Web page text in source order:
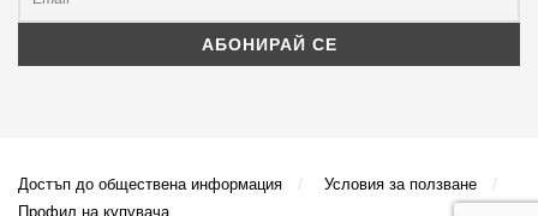
Достъп до обществена информация
Условия за ползване
Профил на купувача